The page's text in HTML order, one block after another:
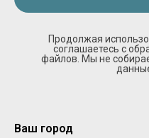
Продолжая
соглашаетесь с
файлов. Мы не
Ваш город